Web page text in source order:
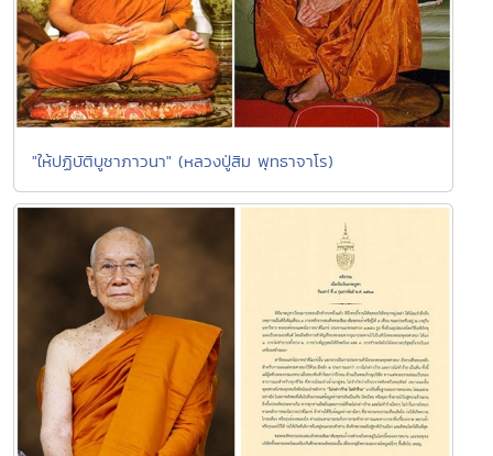
"ให้ปฏิบัติบูชาภาวนา" (หลวงปู่สิม พุทธาจาโร)